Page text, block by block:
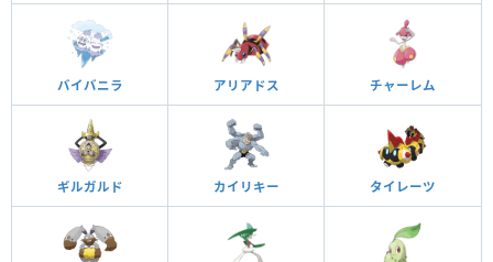
バイバニラ アリアドス チャーレム
ギルガルド カイリキー タイレーツ